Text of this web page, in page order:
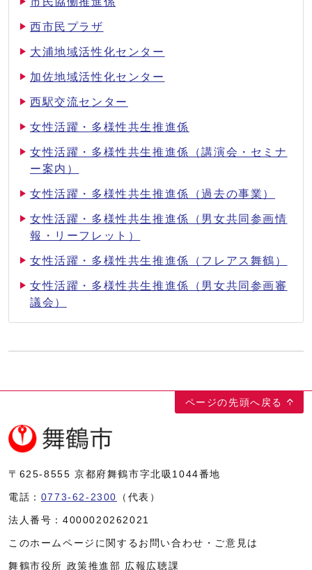
西市民プラザ
大浦地域活性化センター
加佐地域活性化センター
西駅交流センター
女性活躍・多様性共生推進係
女性活躍・多様性共生推進係（講演会・セミナ
ー案内）
女性活躍・多様性共生推進係（過去の事業）
女性活躍・多様性共生推進係（男女共同参画情
報・リーフレット）
女性活躍・多様性共生推進係（フレアス舞鶴）
女性活躍・多様性共生推進係（男女共同参画審
議会）
ページの先頭へ戻る
〒625-8555 京都府舞鶴市字北吸1044番地
電話： 0773-62-2300 （代表）
法人番号： 4000020262021
このホームページに関するお問い合わせ・ご意見は
舞鶴市役所 政策推進部 広報広聴課